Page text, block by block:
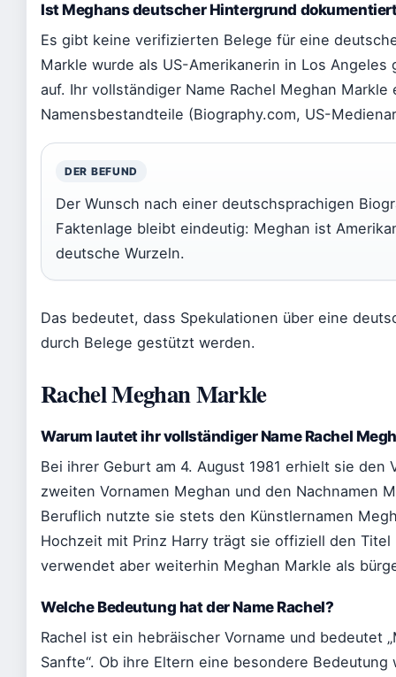
Ist Meghans deutscher Hintergrund
Es gibt keine verifizierten Belege für eine
Markle wurde als US-Amerikanerin in Los
auf. Ihr vollständiger Name Rachel Meghan
Namensbestandteile (Biography.com, US-
DER BEFUND
Der Wunsch nach einer deutschsprachigen
Faktenlage bleibt eindeutig: Meghan ist
deutsche Wurzeln.
Das bedeutet, dass Spekulationen über eine
durch Belege gestützt werden.
Rachel Meghan Markle
Warum lautet ihr vollständiger Name Rachel
Bei ihrer Geburt am 4. August 1981 erhielt sie den
zweiten Vornamen Meghan und den Nachnamen
Beruflich nutzte sie stets den Künstlernamen
Hochzeit mit Prinz Harry trägt sie offiziell den Titel
verwendet aber weiterhin Meghan Markle als
Welche Bedeutung hat der Name Rachel?
Rachel ist ein hebräischer Vorname und bedeutet
Sanfte“. Ob ihre Eltern eine besondere